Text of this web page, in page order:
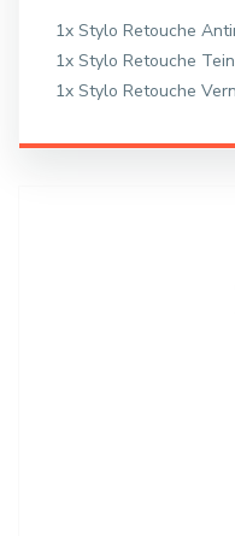
1x Stylo Retouche
1x Stylo Retouche
1x Stylo Retouche